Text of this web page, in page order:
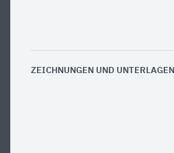
ZEICHNUNGEN UND UNTERLAGEN